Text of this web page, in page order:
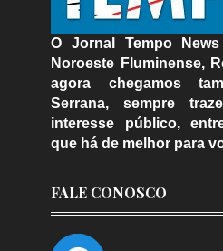
O Jornal Tempo
Noroeste Fluminense,
agora chegamos
Serrana, sempre
interesse público,
que há de melhor para
FALE CONOSCO